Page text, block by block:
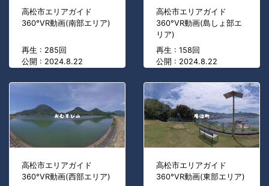
高松市エリアガイド
360°VR動画(南部エリア)
再生 : 285回
公開 : 2024.8.22
高松市エリアガイド
360°VR動画(島しょ部エ
リア)
再生 : 158回
公開 : 2024.8.22
高松市エリアガイド
360°VR動画(西部エリア)
高松市エリアガイド
360°VR動画(東部エリア)